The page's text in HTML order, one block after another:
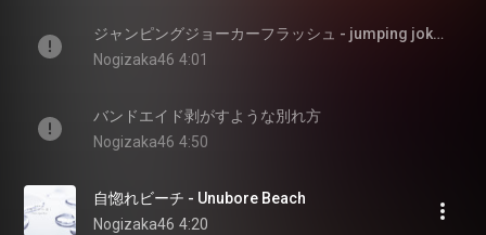
ジャンピングジョーカーフラッシュ - jumping joker flash
Nogizaka46 4:01
バンドエイド剥がすような別れ方
Nogizaka46 4:50
自惚れビーチ - Unubore Beach
Nogizaka46 4:20